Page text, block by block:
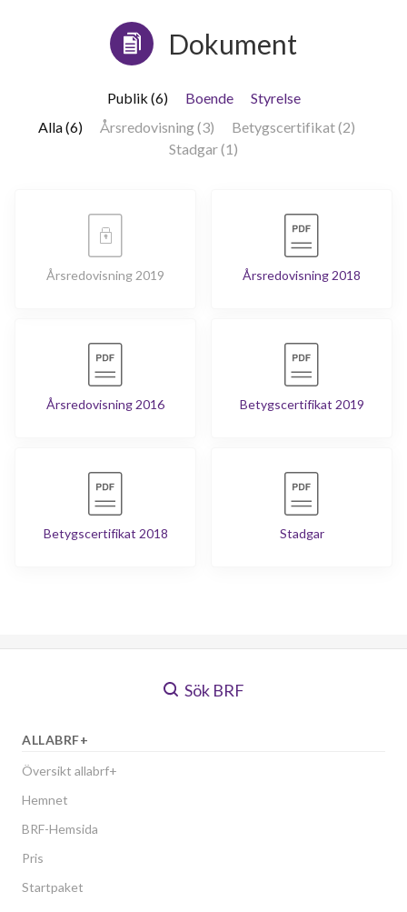
Dokument
Publik (6) Boende
Styrelse
Alla (6)
Årsredovisning (3)
Betygscertifikat (2)
Stadgar (1)
Årsredovisning 2019 Årsredovisning 2018
Årsredovisning 2016 Betygscertifikat 2019
Betygscertifikat 2018 Stadgar
Sök BRF
ALLABRF+
Översikt allabrf+
Hemnet
BRF-Hemsida
Pris
Startpaket